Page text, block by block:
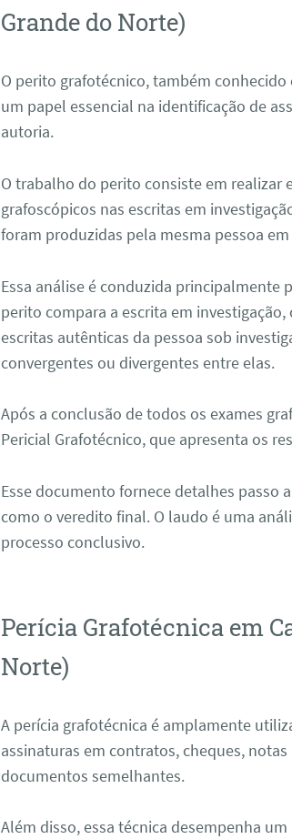
Grande do Norte)
O perito grafotécnico, também
um papel essencial na identificação de
autoria.
O trabalho do perito consiste em realizar
grafoscópicos nas escritas em
foram produzidas pela mesma pessoa
Essa análise é conduzida principalmente
perito compara a escrita em
escritas autênticas da pessoa sob
convergentes ou divergentes entre elas.
Após a conclusão de todos os exames
Pericial Grafotécnico, que apresenta os
Esse documento fornece detalhes passo
como o veredito final. O laudo é uma
processo conclusivo.
Perícia Grafotécnica em
Norte)
A perícia grafotécnica é amplamente
assinaturas em contratos, cheques,
documentos semelhantes.
Além disso, essa técnica desempenha